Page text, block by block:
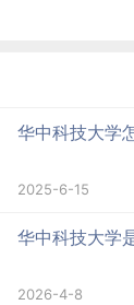
华中科技大学
2025-6-15
华中科技大学
2026-4-8